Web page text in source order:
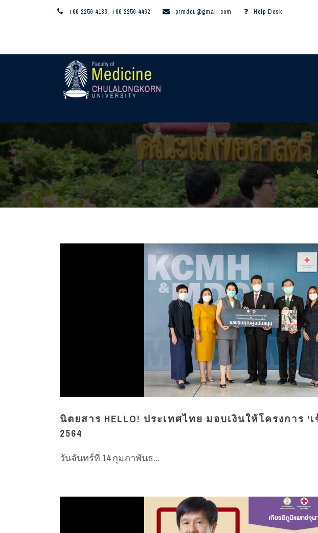
+66 2256 4183, +66 2256 4462 prmdcu@gmail.com Help Desk
นิตยสาร HELLO! ประเทศไทย มอบเงินให้โครงการ
2564
วันจันทร์ที่ 14 กุมภาพันธ...